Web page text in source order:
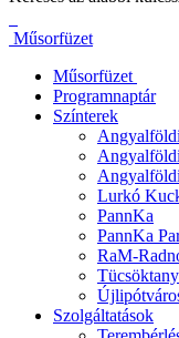
Műsorfüzet
Műsorfüzet
Programnaptár
Színterek
Lurkó
PannKa
PannKa
RaM-
Szolgáltatások